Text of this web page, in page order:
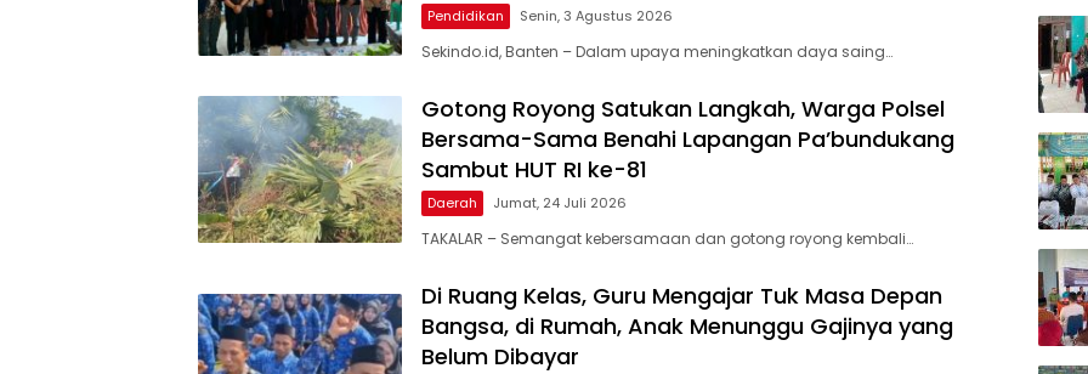
Pendidikan Senin, 3 Agustus 2026
Sekindo.id, Banten – Dalam upaya meningkatkan daya saing…
Gotong Royong Satukan Langkah, Warga Polsel
Bersama-Sama Benahi Lapangan Pa’bundukang
Sambut HUT RI ke-81
Daerah Jumat, 24 Juli 2026
TAKALAR – Semangat kebersamaan dan gotong royong kembali…
Di Ruang Kelas, Guru Mengajar Tuk Masa Depan
Bangsa, di Rumah, Anak Menunggu Gajinya yang
Belum Dibayar